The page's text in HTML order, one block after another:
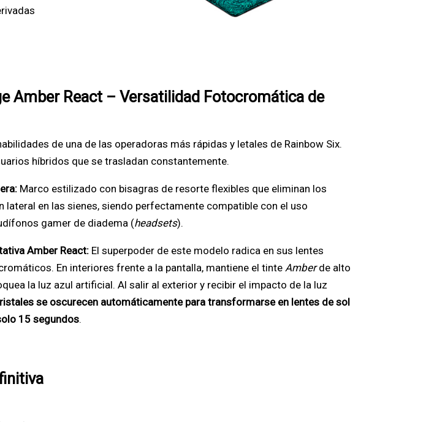
Amber React – Versatilidad Fotocromática de
de una de las operadoras más rápidas y letales de Rainbow Six.
híbridos que se trasladan constantemente.
Marco estilizado con bisagras de resorte flexibles que eliminan los
lateral en las sienes, siendo perfectamente compatible con el uso
gamer de diadema (headsets).
Amber React: El superpoder de este modelo radica en sus lentes
En interiores frente a la pantalla, mantiene el tinte Amberde alto
la luz azul artificial. Al salir al exterior y recibir el impacto de la luz
se oscurecen automáticamente para transformarse en lentes de sol
15 segundos.